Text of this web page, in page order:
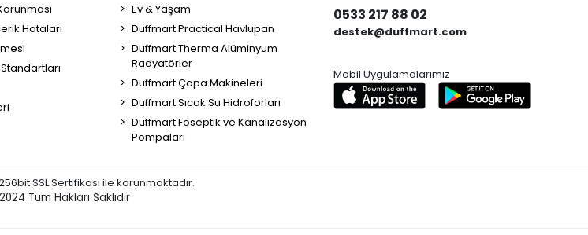
Hataları
Ev & Yaşam
Duffmart Practical Havlupan
Duffmart Therma Alüminyum
Radyatörler
Duffmart Çapa Makineleri
Duffmart Sıcak Su Hidroforları
Duffmart Foseptik ve Kanalizasyon
Pompaları
0533 217 88 02
destek@duffmart.com
Mobil Uygulamalarımız
SSL Sertifikası ile korunmaktadır.
Tüm Hakları Saklıdır